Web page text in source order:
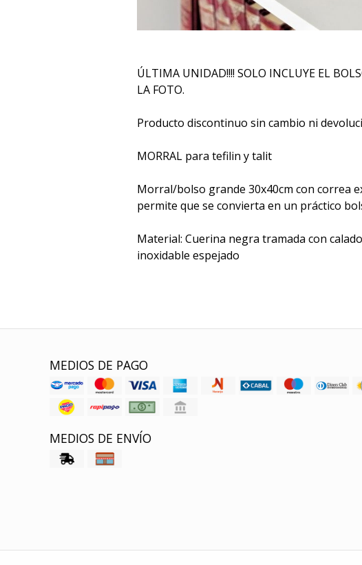
ÚLTIMA UNIDAD!!!! SOLO INCLUYE EL
LA FOTO.
Producto discontinuo sin cambio ni
MORRAL para tefilin y talit
Morral/bolso grande 30x40cm con correa
permite que se convierta en un práctico
Material: Cuerina negra tramada con
inoxidable espejado
MEDIOS DE PAGO
MEDIOS DE ENVÍO